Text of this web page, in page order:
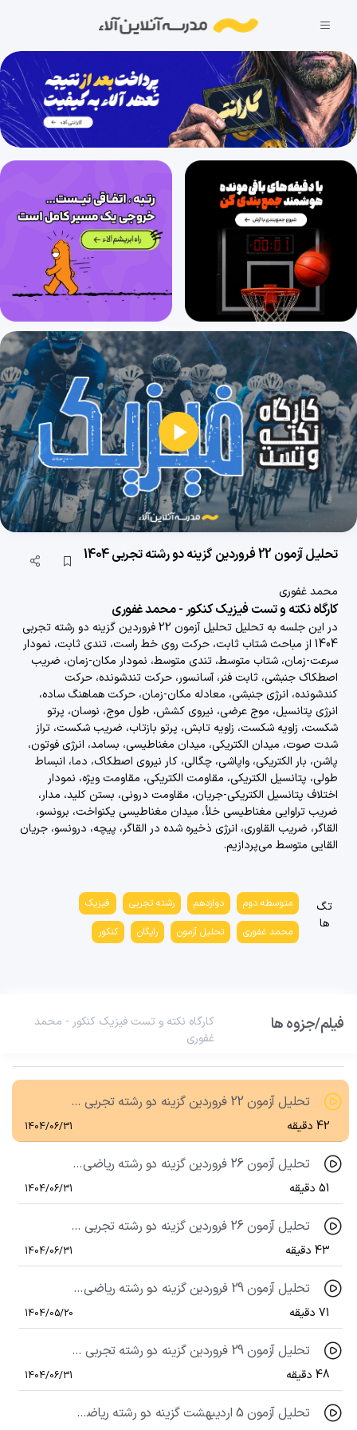
پخش
ویدیو
تحلیل آزمون 22 فروردین گزینه دو رشته تجربی 1404
محمد غفوری
کارگاه نکته و تست فیزیک کنکور - محمد غفوری
در این جلسه به تحلیل
تحلیل آزمون 22 فروردین گزینه دو رشته تجربی
1404 از مباحث شتاب ثابت، حرکت روی خط راست، تندی ثابت، نمودار
سرعت-زمان، شتاب متوسط، تندی متوسط، نمودار مکان-زمان، ضریب
اصطکاک جنبشی، ثابت فنر، آسانسور، حرکت تندشونده، حرکت
کندشونده، انرژی جنبشی، معادله مکان-زمان، حرکت هماهنگ ساده،
انرژی پتانسیل، موج عرضی، نیروی کشش، طول موج، نوسان، پرتو
شکست، زاویه شکست، زاویه تابش، پرتو بازتاب، ضریب شکست، تراز
شدت صوت، میدان الکتریکی، میدان مغناطیسی، بسامد، انرژی فوتون،
پاشن، بار الکتریکی، واپاشی، چگالی، کار نیروی اصطکاک، دما، انبساط
طولی، پتانسیل الکتریکی، مقاومت الکتریکی، مقاومت ویژه، نمودار
اختلاف پتانسیل الکتریکی-جریان، مقاومت درونی، بستن کلید، مدار،
ضریب تراوایی مغناطیسی خلأ، میدان مغناطیسی یکنواخت، برونسو،
القاگر، ضریب القاوری، انرژی ذخیره شده در القاگر، پیچه، درونسو، جریان
القایی متوسط می‌پردازیم.
تگ
ها
متوسطه دوم دوازدهم رشته تجربی
فیزیک
محمد غفوری
تحلیل آزمون رایگان کنکور
فیلم/جزوه ها
کارگاه نکته و تست فیزیک کنکور - محمد
غفوری
83 دقیقه 1404/06/31
تحلیل آزمون 12 بهمن فیزیک ریاضی گزینه دو 1403
122 دقیقه 1404/06/31
59 دقیقه 1404/06/31
تحلیل آزمون 26 بهمن فیزیک ریاضی گزینه دو 1403
82 دقیقه 1404/06/31
تحلیل آزمون 10 اسفند فیزیک تجربی گزینه دو 1403
86 دقیقه
تحلیل آزمون 10 اسفند فیزیک ریاضی گزینه دو 1403
101 دقیقه 1404/06/31
تحلیل آزمون 24 اسفند فیزیک تجربی گزینه دو 1403
58 دقیقه 1404/06/31
تحلیل آزمون 24 اسفند فیزیک ریاضی گزینه دو 1403
78 دقیقه 1404/06/31
37 دقیقه 1404/06/31
44 دقیقه 1404/06/31
تحلیل آزمون 10 فروردین فیزیک تجربی گزینه دو 1404
43 دقیقه 1404/06/31
تحلیل آزمون 10 فروردین فیزیک ریاضی گزینه دو 1404
54 دقیقه 1404/06/31
تحلیل آزمون 15 فروردین گزینه دو رشته ریاضی 1404
63 دقیقه 1404/06/31
تحلیل آزمون 19 فروردین گزینه دو رشته ریاضی 1404
49 دقیقه 1404/06/31
تحلیل آزمون 22 فروردین گزینه دو رشته تجربی 1404
42 دقیقه 1404/06/31
تحلیل آزمون 26 فروردین گزینه دو رشته ریاضی 1404
51 دقیقه 1404/06/31
تحلیل آزمون 26 فروردین گزینه دو رشته تجربی 1404
43 دقیقه 1404/06/31
تحلیل آزمون 29 فروردین گزینه دو رشته ریاضی 1404
71 دقیقه 1404/05/20
تحلیل آزمون 29 فروردین گزینه دو رشته تجربی 1404
48 دقیقه 1404/06/31
تحلیل آزمون 5 اردیبهشت گزینه دو رشته ریاضی 1404